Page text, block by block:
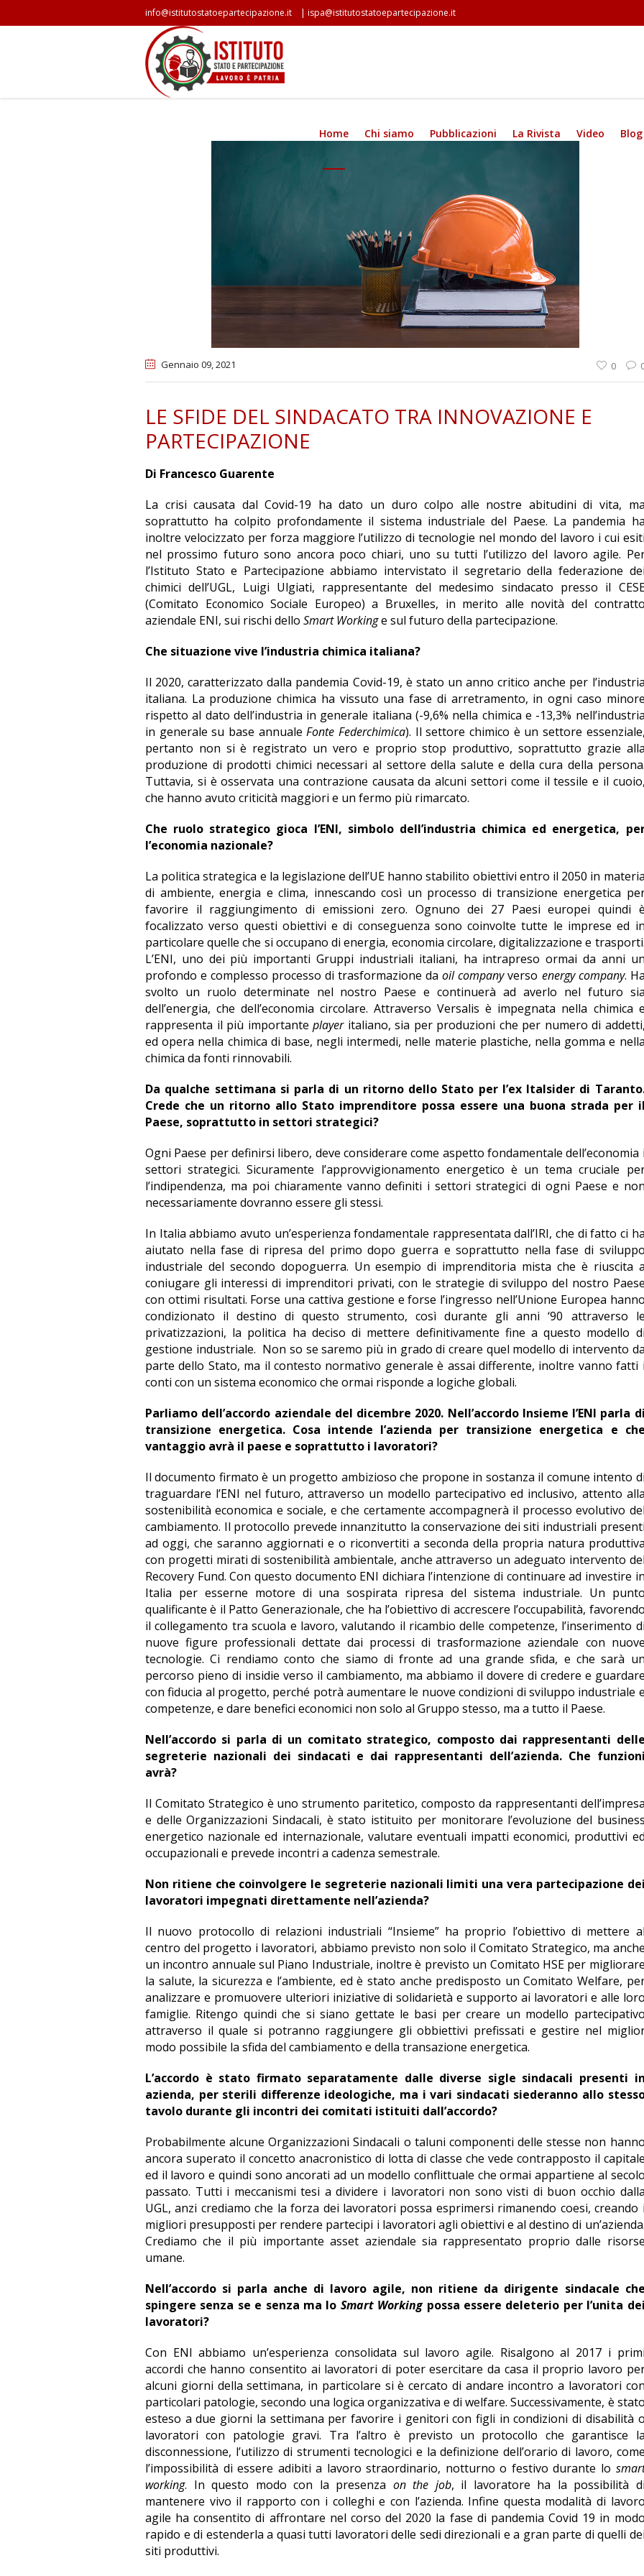
info@istitutostatoepartecipazione.it | ispa@istitutostatoepartecipazione.it
Home Chi siamo Pubblicazioni La Rivista Video Blog
Gennaio 09, 2021 0
LE SFIDE DEL SINDACATO TRA INNOVAZIONE E
PARTECIPAZIONE
Di Francesco Guarente
La crisi causata dal Covid-19 ha dato un duro colpo alle nostre abitudini di vita, ma
soprattutto ha colpito profondamente il sistema industriale del Paese. La pandemia ha
inoltre velocizzato per forza maggiore l’utilizzo di tecnologie nel mondo del lavoro i cui esiti
nel prossimo futuro sono ancora poco chiari, uno su tutti l’utilizzo del lavoro agile.
l’Istituto Stato e Partecipazione abbiamo intervistato il segretario della federazione dei
chimici dell’UGL, Luigi Ulgiati, rappresentante del medesimo sindacato presso il
(Comitato Economico Sociale Europeo) a Bruxelles, in merito alle novità del contratto
aziendale ENI, sui rischi dello Smart Workinge sul futuro della partecipazione.
Che situazione vive l’industria chimica italiana?
Il 2020, caratterizzato dalla pandemia Covid-19, è stato un anno critico anche per l’industria
italiana. La produzione chimica ha vissuto una fase di arretramento, in ogni caso minore
rispetto al dato dell’industria in generale italiana (-9,6% nella chimica e -13,3% nell’industria
in generale su base annualeFonte Federchimica). Il settore chimico è un settore essenziale,
pertanto non si è registrato un vero e proprio stop produttivo, soprattutto grazie alla
produzione di prodotti chimici necessari al settore della salute e della cura della persona.
Tuttavia, si è osservata una contrazione causata da alcuni settori come il tessile e il cuoio,
che hanno avuto criticità maggiori e un fermo più rimarcato.
Che ruolo strategico gioca l’ENI, simbolo dell’industria chimica ed energetica,
l’economia nazionale?
La politica strategica e la legislazione dell’UE hanno stabilito obiettivi entro il 2050 in materia
di ambiente, energia e clima, innescando così un processo di transizione energetica
favorire il raggiungimento di emissioni zero. Ognuno dei 27 Paesi europei quindi è
focalizzato verso questi obiettivi e di conseguenza sono coinvolte tutte le imprese ed in
particolare quelle che si occupano di energia, economia circolare, digitalizzazione e trasporti.
L’ENI, uno dei più importanti Gruppi industriali italiani, ha intrapreso ormai da anni un
profondo e complesso processo di trasformazione daoil companyverso energy company. Ha
svolto un ruolo determinate nel nostro Paese e continuerà ad averlo nel futuro sia
dell’energia, che dell’economia circolare. Attraverso Versalis è impegnata nella chimica e
rappresenta il più importanteplayeritaliano, sia per produzioni che per numero di addetti,
ed opera nella chimica di base, negli intermedi, nelle materie plastiche, nella gomma e nella
chimica da fonti rinnovabili.
Da qualche settimana si parla di un ritorno dello Stato per l’ex Italsider di
Crede che un ritorno allo Stato imprenditore possa essere una buona strada per il
Paese, soprattutto in settori strategici?
Ogni Paese per definirsi libero, deve considerare come aspetto fondamentale dell’economia i
settori strategici. Sicuramente l’approvvigionamento energetico è un tema cruciale
l’indipendenza, ma poi chiaramente vanno definiti i settori strategici di ogni Paese e non
necessariamente dovranno essere gli stessi.
In Italia abbiamo avuto un’esperienza fondamentale rappresentata dall’IRI, che di fatto ci ha
aiutato nella fase di ripresa del primo dopo guerra e soprattutto nella fase di sviluppo
industriale del secondo dopoguerra. Un esempio di imprenditoria mista che è riuscita a
coniugare gli interessi di imprenditori privati, con le strategie di sviluppo del nostro Paese
con ottimi risultati. Forse una cattiva gestione e forse l’ingresso nell’Unione Europea hanno
condizionato il destino di questo strumento, così durante gli anni ‘90 attraverso le
privatizzazioni, la politica ha deciso di mettere definitivamente fine a questo modello di
gestione industriale. Non so se saremo più in grado di creare quel modello di intervento da
parte dello Stato, ma il contesto normativo generale è assai differente, inoltre vanno fatti i
conti con un sistema economico che ormai risponde a logiche globali.
Parliamo dell’accordo aziendale del dicembre 2020. Nell’accordo Insieme l’ENI parla di
transizione energetica. Cosa intende l’azienda per transizione energetica e che
vantaggio avrà il paese e soprattutto i lavoratori?
Il documento firmato è un progetto ambizioso che propone in sostanza il comune intento di
traguardare l’ENI nel futuro, attraverso un modello partecipativo ed inclusivo, attento alla
sostenibilità economica e sociale, e che certamente accompagnerà il processo evolutivo del
cambiamento. Il protocollo prevede innanzitutto la conservazione dei siti industriali presenti
ad oggi, che saranno aggiornati e o riconvertiti a seconda della propria natura produttiva
con progetti mirati di sostenibilità ambientale, anche attraverso un adeguato intervento del
Recovery Fund. Con questo documento ENI dichiara l’intenzione di continuare ad investire in
Italia per esserne motore di una sospirata ripresa del sistema industriale. Un punto
qualificante è il Patto Generazionale, che ha l’obiettivo di accrescere l’occupabilità, favorendo
il collegamento tra scuola e lavoro, valutando il ricambio delle competenze, l’inserimento di
nuove figure professionali dettate dai processi di trasformazione aziendale con nuove
tecnologie. Ci rendiamo conto che siamo di fronte ad una grande sfida, e che sarà un
percorso pieno di insidie verso il cambiamento, ma abbiamo il dovere di credere e guardare
con fiducia al progetto, perché potrà aumentare le nuove condizioni di sviluppo industriale e
competenze, e dare benefici economici non solo al Gruppo stesso, ma a tutto il Paese.
Nell’accordo si parla di un comitato strategico, composto dai rappresentanti delle
segreterie nazionali dei sindacati e dai rappresentanti dell’azienda. Che funzioni
avrà?
Il Comitato Strategico è uno strumento paritetico, composto da rappresentanti dell’impresa
e delle Organizzazioni Sindacali, è stato istituito per monitorare l’evoluzione del business
energetico nazionale ed internazionale, valutare eventuali impatti economici, produttivi ed
occupazionali e prevede incontri a cadenza semestrale.
Non ritiene che coinvolgere le segreterie nazionali limiti una vera partecipazione dei
lavoratori impegnati direttamente nell’azienda?
Il nuovo protocollo di relazioni industriali “Insieme” ha proprio l’obiettivo di mettere al
centro del progetto i lavoratori, abbiamo previsto non solo il Comitato Strategico, ma anche
un incontro annuale sul Piano Industriale, inoltre è previsto un Comitato HSE per migliorare
la salute, la sicurezza e l’ambiente, ed è stato anche predisposto un Comitato Welfare,
analizzare e promuovere ulteriori iniziative di solidarietà e supporto ai lavoratori e alle loro
famiglie. Ritengo quindi che si siano gettate le basi per creare un modello partecipativo
attraverso il quale si potranno raggiungere gli obbiettivi prefissati e gestire nel
modo possibile la sfida del cambiamento e della transazione energetica.
L’accordo è stato firmato separatamente dalle diverse sigle sindacali presenti in
azienda, per sterili differenze ideologiche, ma i vari sindacati siederanno allo
tavolo durante gli incontri dei comitati istituiti dall’accordo?
Probabilmente alcune Organizzazioni Sindacali o taluni componenti delle stesse non hanno
ancora superato il concetto anacronistico di lotta di classe che vede contrapposto il capitale
ed il lavoro e quindi sono ancorati ad un modello conflittuale che ormai appartiene al secolo
passato. Tutti i meccanismi tesi a dividere i lavoratori non sono visti di buon occhio dalla
UGL, anzi crediamo che la forza dei lavoratori possa esprimersi rimanendo coesi, creando i
migliori presupposti per rendere partecipi i lavoratori agli obiettivi e al destino di un’azienda.
Crediamo che il più importante asset aziendale sia rappresentato proprio dalle risorse
umane.
Nell’accordo si parla anche di lavoro agile, non ritiene da dirigente sindacale che
spingere senza se e senza ma lo Smart Workingpossa essere deleterio per l’unita dei
lavoratori?
Con ENI abbiamo un’esperienza consolidata sul lavoro agile. Risalgono al 2017 i primi
accordi che hanno consentito ai lavoratori di poter esercitare da casa il proprio lavoro
alcuni giorni della settimana, in particolare si è cercato di andare incontro a lavoratori con
particolari patologie, secondo una logica organizzativa e di welfare. Successivamente, è stato
esteso a due giorni la settimana per favorire i genitori con figli in condizioni di disabilità o
lavoratori con patologie gravi. Tra l’altro è previsto un protocollo che garantisce la
disconnessione, l’utilizzo di strumenti tecnologici e la definizione dell’orario di lavoro, come
l’impossibilità di essere adibiti a lavoro straordinario, notturno o festivo durante lo
working. In questo modo con la presenza on the job, il lavoratore ha la possibilità di
mantenere vivo il rapporto con i colleghi e con l’azienda. Infine questa modalità di lavoro
agile ha consentito di affrontare nel corso del 2020 la fase di pandemia Covid 19 in modo
rapido e di estenderla a quasi tutti lavoratori delle sedi direzionali e a gran parte di quelli dei
siti produttivi.